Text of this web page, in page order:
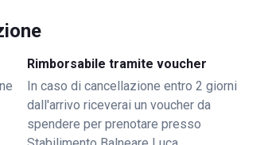
Rimborsabile tramite voucher
In caso di cancellazione entro 2 giorni
dall'arrivo riceverai un voucher da
spendere per prenotare presso